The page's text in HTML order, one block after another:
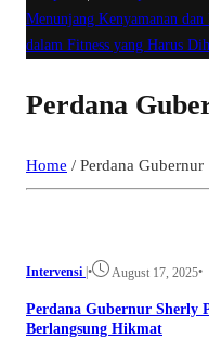
Menunjang Kenyamanan dan
dalam Fitness yang Harus
Perdana
Home / Perdana Gubernur
Intervensi |• August 17, 2025•
Perdana Gubernur Sherly
Berlangsung Hikmat